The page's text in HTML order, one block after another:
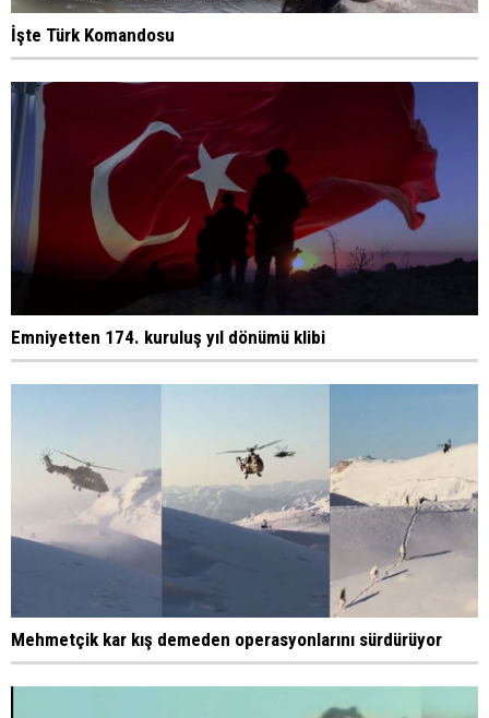
İşte Türk Komandosu
Emniyetten 174. kuruluş yıl dönümü klibi
Mehmetçik kar kış demeden operasyonlarını sürdürüyor